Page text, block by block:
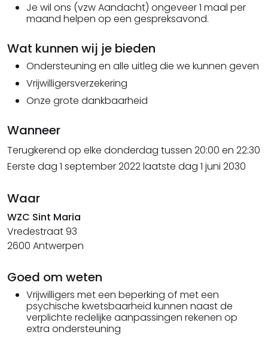
Je wil ons (vzw Aandacht) ongeveer 1 maal per
maand helpen op een gespreksavond.
Wat kunnen wij je bieden
Ondersteuning en alle uitleg die we kunnen geven
Vrijwilligersverzekering
Onze grote dankbaarheid
Wanneer
Terugkerend op elke donderdag tussen 20:00 en 22:30
Eerste dag 1 september 2022 laatste dag 1 juni 2030
Waar
WZC Sint Maria
Vredestraat 93
2600 Antwerpen
Goed om weten
Vrijwilligers met een beperking of met een
psychische kwetsbaarheid kunnen naast de
verplichte redelijke aanpassingen rekenen op
extra ondersteuning